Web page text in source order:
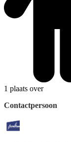
1 plaats over
Contactpersoon